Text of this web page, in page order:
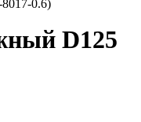
0.6)
D125